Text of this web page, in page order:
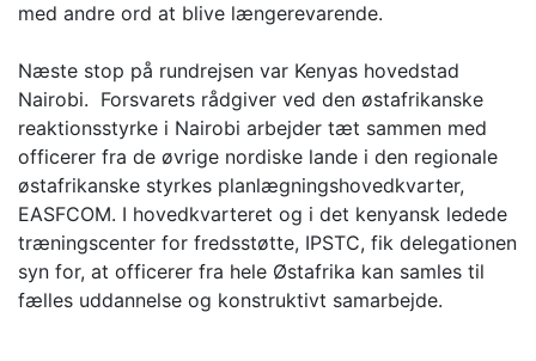
med andre ord at blive længerevarende.
Næste stop på rundrejsen var Kenyas hovedstad
Nairobi. Forsvarets rådgiver ved den østafrikanske
reaktionsstyrke i Nairobi arbejder tæt sammen med
officerer fra de øvrige nordiske lande i den regionale
østafrikanske styrkes planlægningshovedkvarter,
EASFCOM. I hovedkvarteret og i det kenyansk ledede
træningscenter for fredsstøtte, IPSTC, fik delegationen
syn for, at officerer fra hele Østafrika kan samles til
fælles uddannelse og konstruktivt samarbejde.